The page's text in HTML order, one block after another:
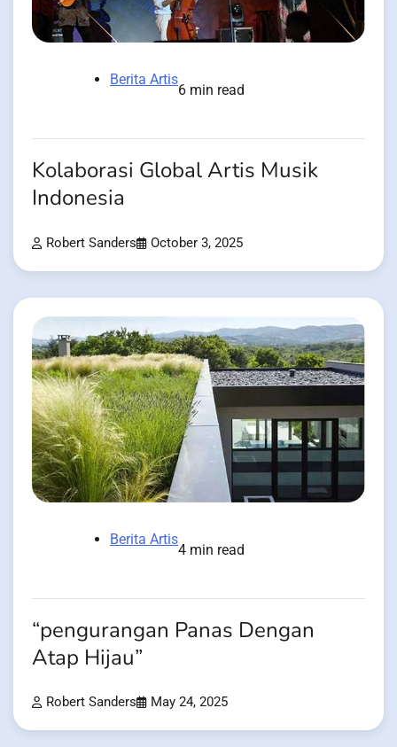
Berita Artis
6 min read
Kolaborasi Global Artis Musik
Indonesia
Robert Sanders October 3, 2025
Berita Artis
4 min read
“pengurangan Panas Dengan
Atap Hijau”
Robert Sanders May 24, 2025